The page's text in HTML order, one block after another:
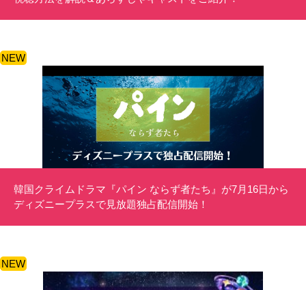
NEW
韓国クライムドラマ『パイン ならず者たち』が7月16日から
ディズニープラスで見放題独占配信開始！
NEW